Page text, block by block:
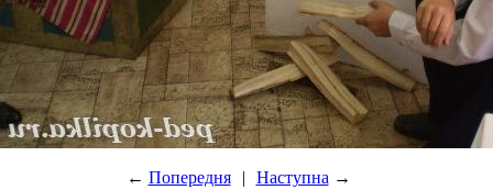
← Попередня | Наступна →